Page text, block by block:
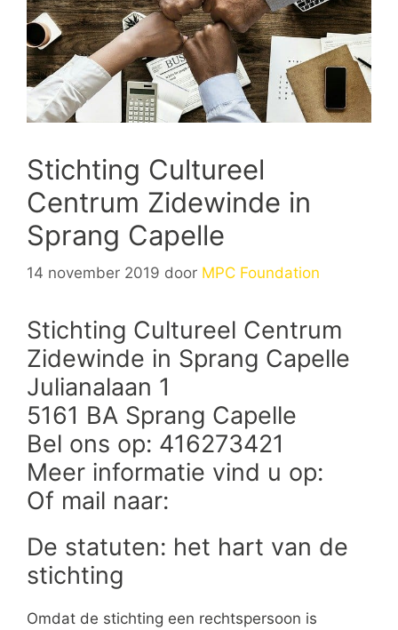
Stichting Cultureel
Centrum Zidewinde in
Sprang Capelle
14 november 2019 door MPC Foundation
Stichting Cultureel Centrum
Zidewinde in Sprang Capelle
Julianalaan 1
5161 BA Sprang Capelle
Bel ons op: 416273421
Meer informatie vind u op:
Of mail naar:
De statuten: het hart van de
stichting
Omdat de stichting een rechtspersoon is